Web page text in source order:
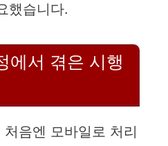
했습니다.
에서 겪은 시행
음엔 모바일로 처리